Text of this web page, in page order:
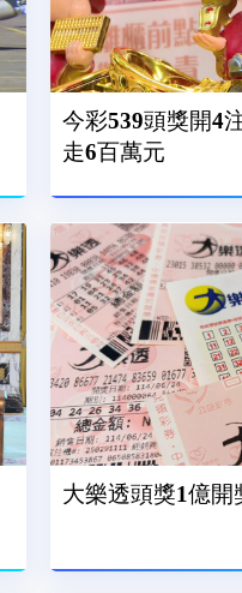
今彩539頭獎開4
走6百萬元
大樂透頭獎1億開